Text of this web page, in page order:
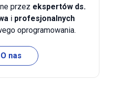
przez ekspertów ds.
i profesjonalnych
oprogramowania.
O nas